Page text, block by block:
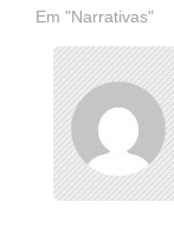
Em "Narrativas"